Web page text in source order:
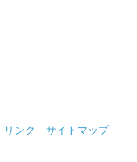
リンク サイトマップ